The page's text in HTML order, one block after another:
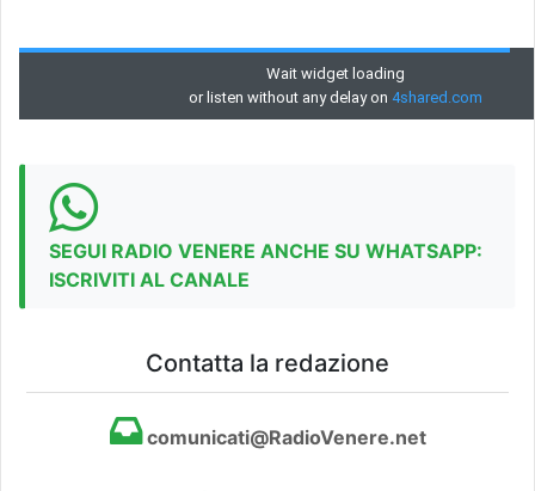
SEGUI RADIO VENERE ANCHE SU WHATSAPP:
ISCRIVITI AL CANALE
Contatta la redazione
comunicati@RadioVenere.net